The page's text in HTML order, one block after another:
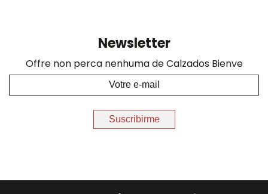
Newsletter
Offre non perca nenhuma de Calzados Bienve
Suscribirme